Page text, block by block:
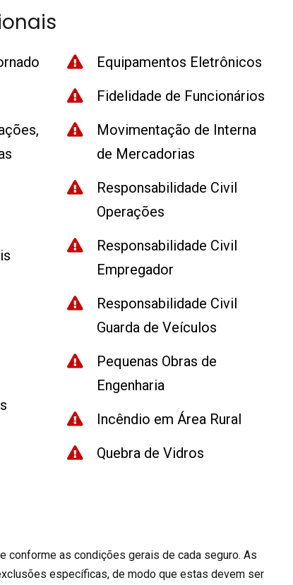
Equipamentos Eletrônicos
Fidelidade de Funcionários
Movimentação de Interna
de Mercadorias
Responsabilidade Civil
Operações
Responsabilidade Civil
Empregador
Responsabilidade Civil
Guarda de Veículos
Pequenas Obras de
Engenharia
Incêndio em Área Rural
Quebra de Vidros
as condições gerais de cada seguro. As
específicas, de modo que estas devem ser